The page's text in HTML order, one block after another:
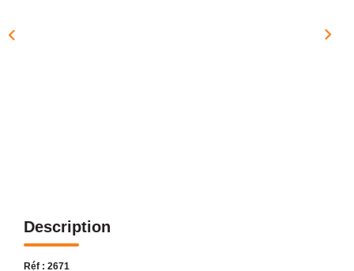
Description
Réf : 2671